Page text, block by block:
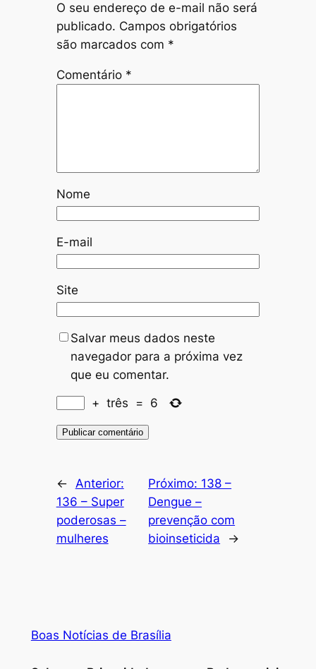
O seu endereço de e-mail não será
publicado. Campos obrigatórios
são marcados com *
Comentário *
Nome
E-mail
Site
Salvar meus dados neste
navegador para a próxima vez
que eu comentar.
+ três = 6
←
Anterior:
136 – Super
poderosas –
mulheres
Próximo: 138 –
Dengue –
prevenção com
bioinseticida
→
Boas Notícias de Brasília